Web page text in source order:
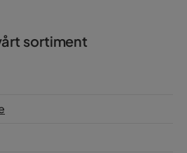
sortiment